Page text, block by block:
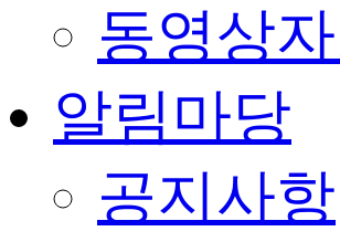
동영상
알림마당
공지사항